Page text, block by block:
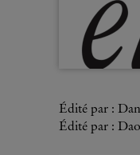
Édité par :
Édité par :